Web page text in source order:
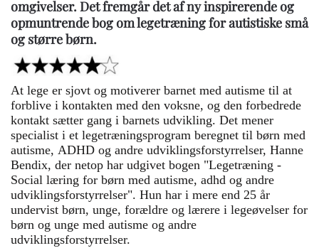
omgivelser. Det fremgår det af ny inspirerende og
opmuntrende bog om legetræning for autistiske små
og større børn.
At lege er sjovt og motiverer barnet med autisme til at
forblive i kontakten med den voksne, og den forbedrede
kontakt sætter gang i barnets udvikling. Det mener
specialist i et legetræningsprogram beregnet til børn med
autisme, ADHD og andre udviklingsforstyrrelser, Hanne
Bendix, der netop har udgivet bogen "Legetræning -
Social læring for børn med autisme, adhd og andre
udviklingsforstyrrelser". Hun har i mere end 25 år
undervist børn, unge, forældre og lærere i legeøvelser for
børn og unge med autisme og andre
udviklingsforstyrrelser.